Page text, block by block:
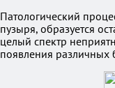
Патологический
пузыря, образуется
целый спектр
появления различных